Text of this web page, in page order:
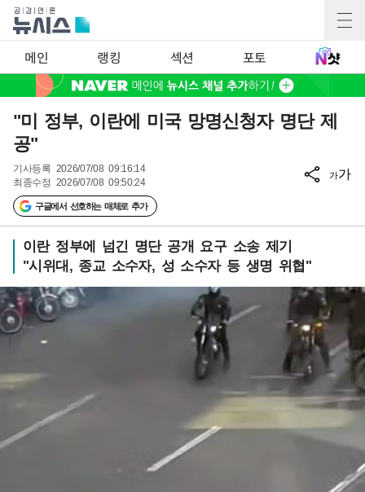
메인 랭킹 섹션 포토
"미 정부, 이란에 미국 망명신청자 명단 제
공"
기사등록 2026/07/08 09:16:14
최종수정 2026/07/08 09:50:24
구글에서 선호하는 매체로 추가
가가
이란 정부에 넘긴 명단 공개 요구 소송 제기
"시위대, 종교 소수자, 성 소수자 등 생명 위협"